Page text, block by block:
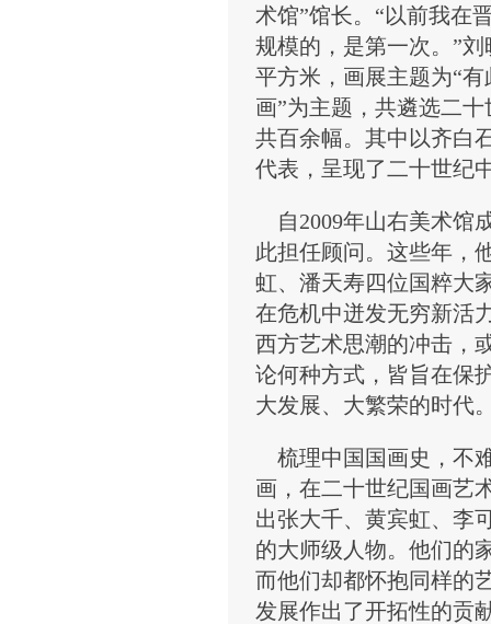
术馆”馆长。“以前我在
规模的，是第一次。”
平方米，画展主题为“
画”为主题，共遴选二
共百余幅。其中以齐白
代表，呈现了二十世纪
自2009年山右美术馆
此担任顾问。这些年，
虹、潘天寿四位国粹大
在危机中迸发无穷新活
西方艺术思潮的冲击，
论何种方式，皆旨在保
大发展、大繁荣的时代
梳理中国国画史，不
画，在二十世纪国画艺
出张大千、黄宾虹、李
的大师级人物。他们的
而他们却都怀抱同样的
发展作出了开拓性的贡